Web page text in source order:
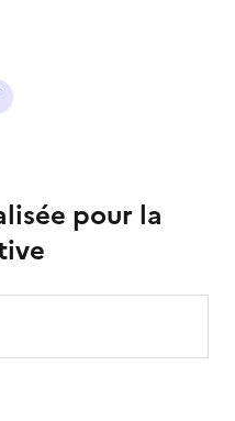
pour la